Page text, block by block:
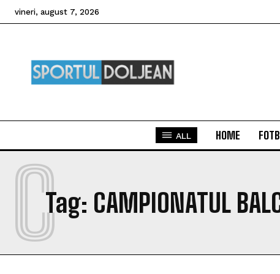
vineri, august 7, 2026
ALL HOME
Tag: CAMPIONATUL
C